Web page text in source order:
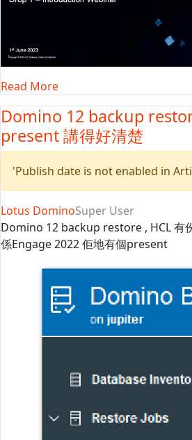
Read More
Domino 12 backup
present 講得好清楚
'Publish date is not enabled in
Lotus DominoSuper User
Domino 12 backup restore , HCL 有
係Engage 2022 佢地有個present